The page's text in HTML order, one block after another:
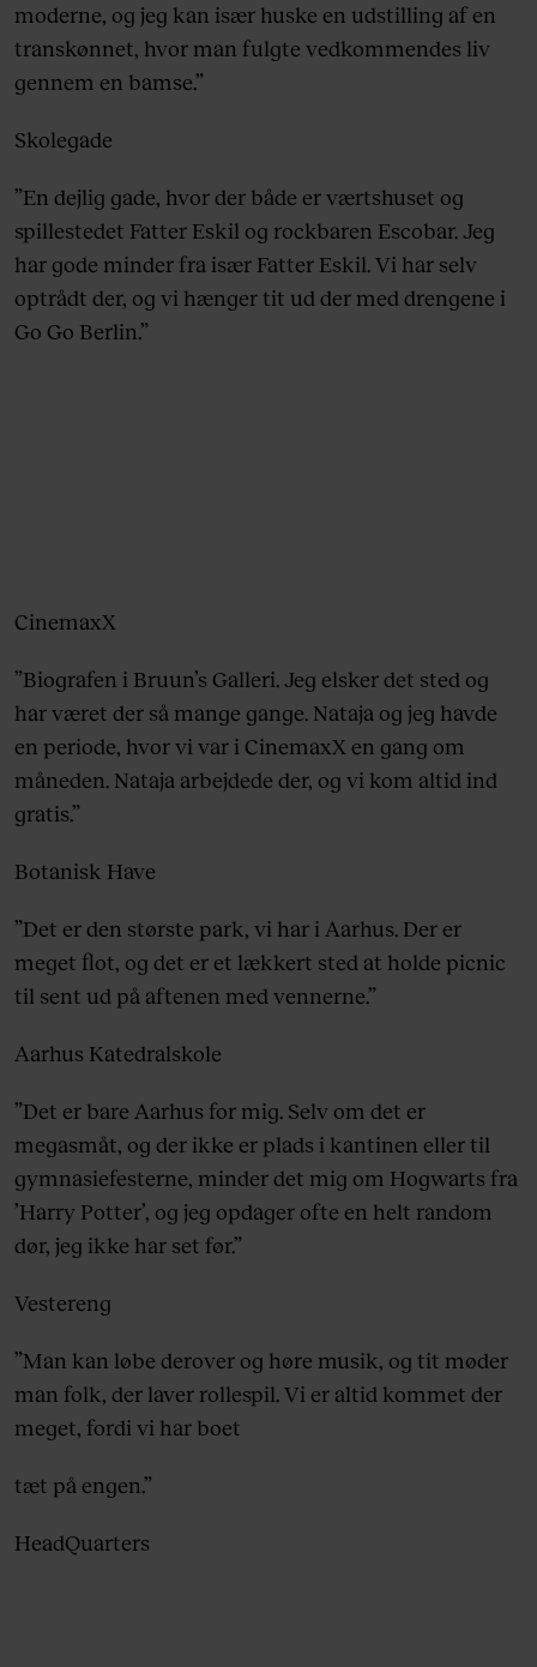
moderne, og jeg kan især huske en udstilling af en
transkønnet, hvor man fulgte vedkommendes liv
gennem en bamse.”
Skolegade
”En dejlig gade, hvor der både er værtshuset og
spillestedet Fatter Eskil og rockbaren Escobar. Jeg
har gode minder fra især Fatter Eskil. Vi har selv
optrådt der, og vi hænger tit ud der med drengene i
Go Go Berlin.”
CinemaxX
”Biografen i Bruun’s Galleri. Jeg elsker det sted og
har været der så mange gange. Nataja og jeg havde
en periode, hvor vi var i CinemaxX en gang om
måneden. Nataja arbejdede der, og vi kom altid ind
gratis.”
Botanisk Have
”Det er den største park, vi har i Aarhus. Der er
meget flot, og det er et lækkert sted at holde picnic
til sent ud på aftenen med vennerne.”
Aarhus Katedralskole
”Det er bare Aarhus for mig. Selv om det er
megasmåt, og der ikke er plads i kantinen eller til
gymnasiefesterne, minder det mig om Hogwarts fra
’Harry Potter’, og jeg opdager ofte en helt random
dør, jeg ikke har set før.”
Vestereng
”Man kan løbe derover og høre musik, og tit møder
man folk, der laver rollespil. Vi er altid kommet der
meget, fordi vi har boet
tæt på engen.”
HeadQuarters